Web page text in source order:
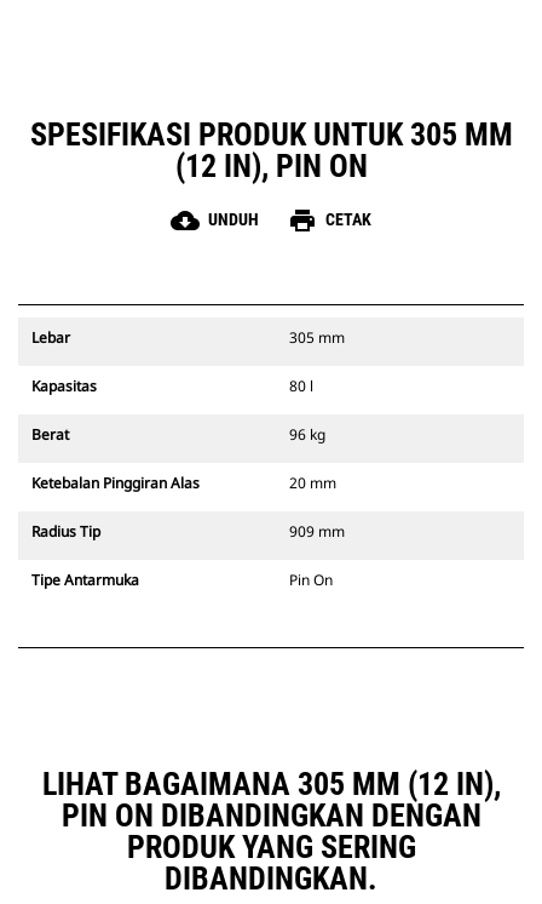
SPESIFIKASI PRODUK UNTUK 305 MM
(12 IN), PIN ON
cloud_download UNDUH print CETAK
Lebar 305 mm
Kapasitas 80 l
Berat 96 kg
Ketebalan Pinggiran Alas 20 mm
Radius Tip 909 mm
Tipe Antarmuka Pin On
LIHAT BAGAIMANA 305 MM (12 IN),
PIN ON DIBANDINGKAN DENGAN
PRODUK YANG SERING
DIBANDINGKAN.